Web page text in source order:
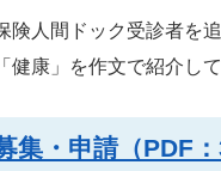
険人間ドック受診者を
健康」を作文で紹介し
集・申請（PDF：